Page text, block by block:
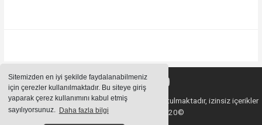
Sitemizden en iyi şekilde faydalanabilmeniz
için çerezler kullanılmaktadır. Bu siteye giriş
yaparak çerez kullanımını kabul etmiş
sayılıyorsunuz. Daha fazla bilgi
Sitemizde bulunan içeriklerin tüm hakları saklı tutulmaktadır, izinsiz içerikler
kullanılamaz. Copyright 2020©